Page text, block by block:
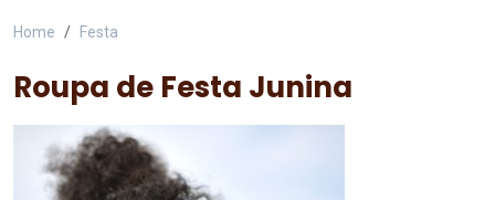
Home Festa
Roupa de Festa Junina